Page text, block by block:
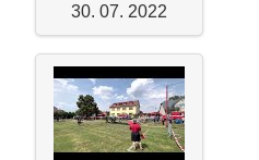
30. 07. 2022